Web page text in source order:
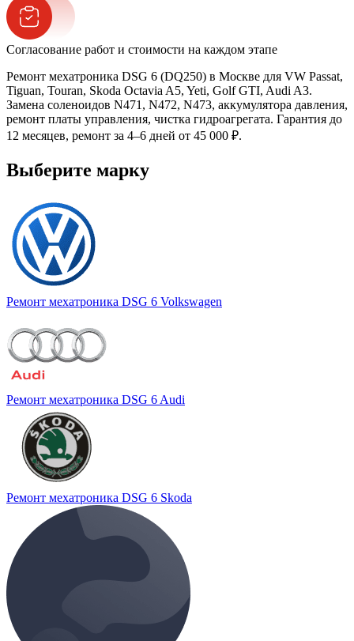
Согласование работ и стоимости на каждом этапе
Ремонт мехатроника DSG 6 (DQ250) в Москве для VW Passat,
Tiguan, Touran, Skoda Octavia A5, Yeti, Golf GTI, Audi A3.
Замена соленоидов N471, N472, N473, аккумулятора давления,
ремонт платы управления, чистка гидроагрегата. Гарантия до
12 месяцев, ремонт за 4–6 дней от 45 000 ₽.
Выберите марку
Ремонт мехатроника DSG 6 Volkswagen
Ремонт мехатроника DSG 6 Audi
Ремонт мехатроника DSG 6 Skoda